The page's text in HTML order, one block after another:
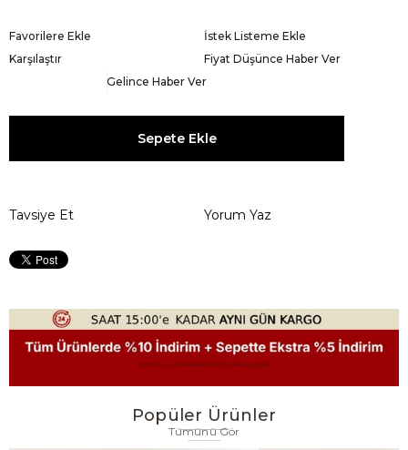
Favorilere Ekle
İstek Listeme Ekle
Karşılaştır
Fiyat Düşünce Haber Ver
Gelince Haber Ver
Tavsiye Et Yorum Yaz
Popüler Ürünler
Tümünü Gör